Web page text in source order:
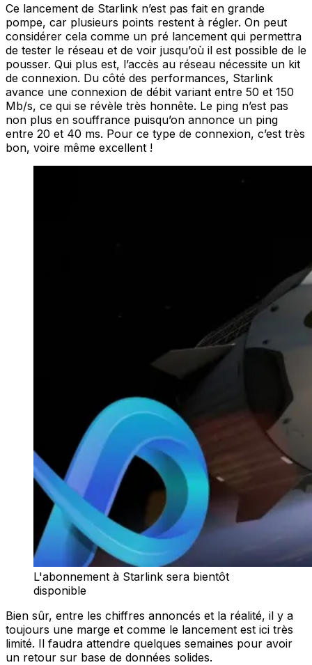
Ce lancement de Starlink n’est pas fait en grande
pompe, car plusieurs points restent à régler. On peut
considérer cela comme un pré lancement qui permettra
de tester le réseau et de voir jusqu’où il est possible de le
pousser. Qui plus est, l’accès au réseau nécessite un kit
de connexion. Du côté des performances, Starlink
avance une connexion de débit variant entre 50 et 150
Mb/s, ce qui se révèle très honnête. Le ping n’est pas
non plus en souffrance puisqu’on annonce un ping
entre 20 et 40 ms. Pour ce type de connexion, c’est très
bon, voire même excellent !
L'abonnement à Starlink sera bientôt
disponible
Bien sûr, entre les chiffres annoncés et la réalité, il y a
toujours une marge et comme le lancement est ici très
limité. Il faudra attendre quelques semaines pour avoir
un retour sur base de données solides.